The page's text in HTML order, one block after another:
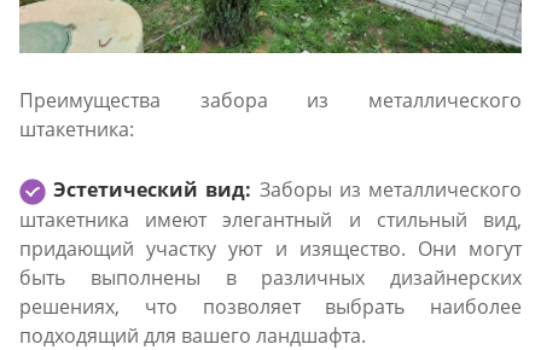
Преимущества забора из металлического
штакетника:
Эстетический вид: Заборы из металлического
штакетника имеют элегантный и стильный вид,
придающий участку уют и изящество. Они могут
быть выполнены в различных дизайнерских
решениях, что позволяет выбрать наиболее
подходящий для вашего ландшафта.